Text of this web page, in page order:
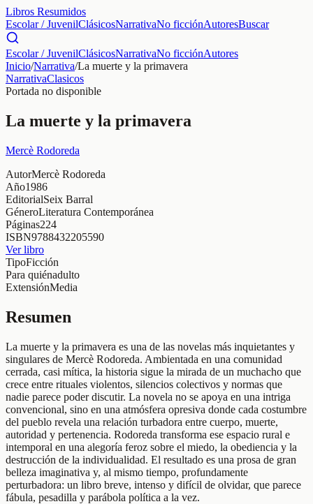
Libros Resumidos
Escolar / JuvenilClásicosNarrativaNo ficciónAutoresBuscar
Escolar / JuvenilClásicosNarrativaNo ficciónAutores
Inicio/Narrativa/La muerte y la primavera
NarrativaClasicos
Portada no disponible
La muerte y la primavera
Mercè Rodoreda
AutorMercè Rodoreda
Año1986
EditorialSeix Barral
GéneroLiteratura Contemporánea
Páginas224
ISBN9788432205590
Ver libro
TipoFicción
Para quiénadulto
ExtensiónMedia
Resumen
La muerte y la primavera es una de las novelas más inquietantes y
singulares de Mercè Rodoreda. Ambientada en una comunidad
cerrada, casi mítica, la historia sigue la mirada de un muchacho que
crece entre rituales violentos, silencios colectivos y normas que
nadie parece poder discutir. La novela no se apoya en una intriga
convencional, sino en una atmósfera opresiva donde cada costumbre
del pueblo revela una relación turbadora entre cuerpo, muerte,
autoridad y pertenencia. Rodoreda transforma ese espacio rural e
intemporal en una alegoría feroz sobre el miedo, la obediencia y la
destrucción de la individualidad. El resultado es una prosa de gran
belleza imaginativa y, al mismo tiempo, profundamente
perturbadora: un libro breve, intenso y difícil de olvidar, que parece
fábula, pesadilla y parábola política a la vez.